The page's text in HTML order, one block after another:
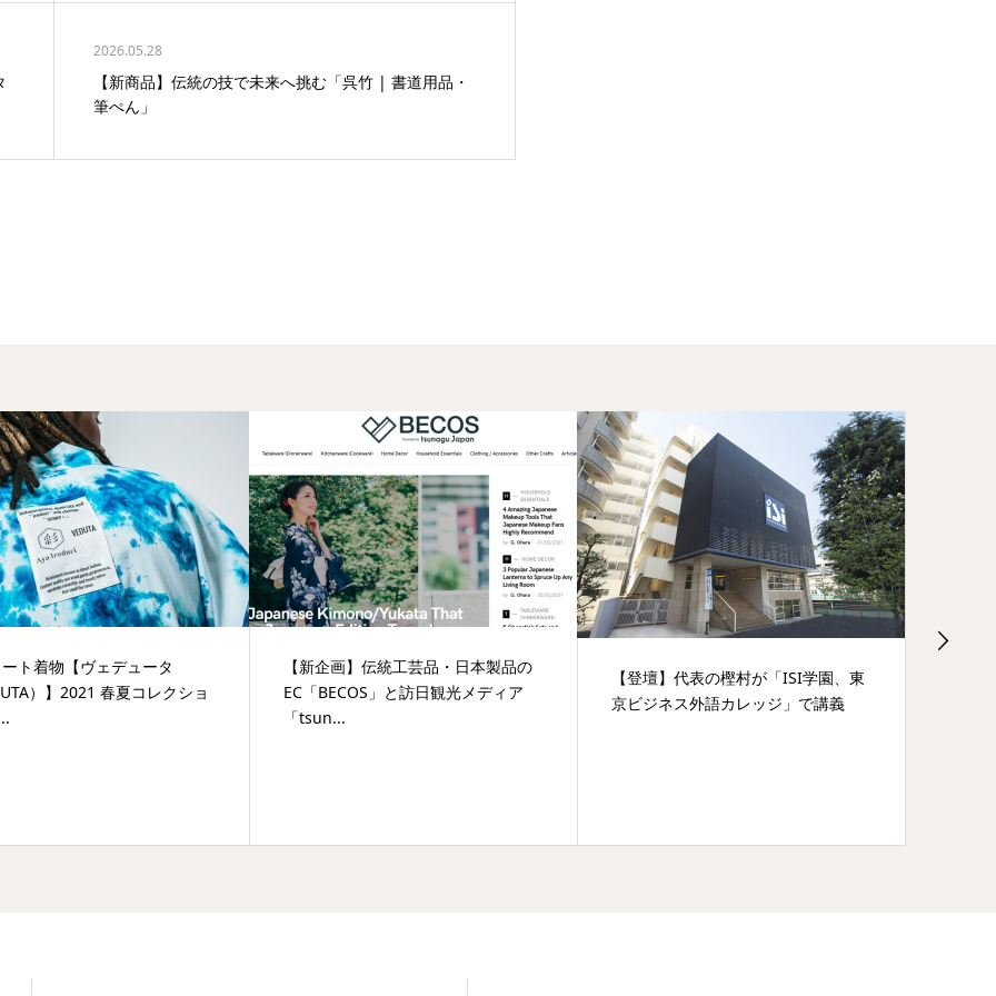
2026.05.28
【新商品】伝統の技で未来へ挑む「呉竹 | 書道用品・
筆ぺん」
ト着物【ヴェデュータ
）】2021 春夏コレクショ
【新企画】​伝統工芸品・日本製品の
EC「BECOS」と訪日観光メディア
「tsun...
【登壇】代表の樫村が「ISI学園、東
京ビジネス外語カレッジ」で講義